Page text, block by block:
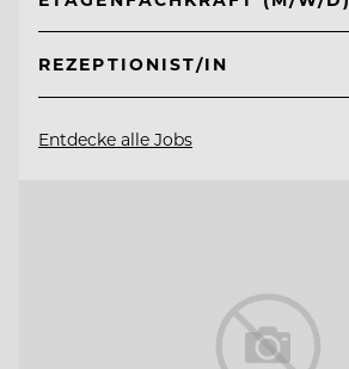
REZEPTIONIST/IN
Entdecke alle Jobs